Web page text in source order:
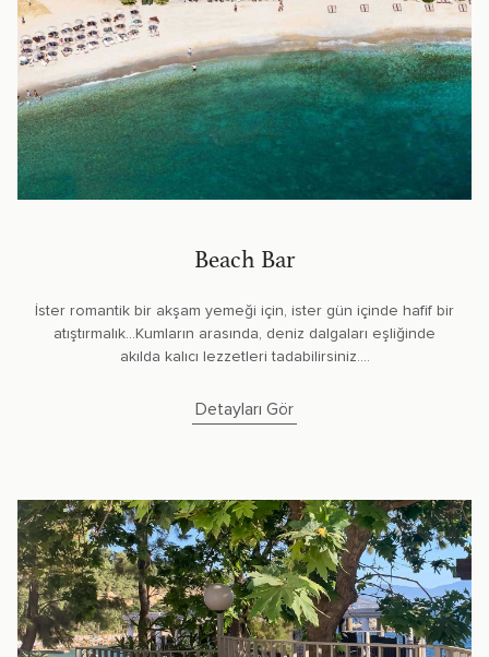
Beach Bar
İster romantik bir akşam yemeği için, ister gün içinde hafif bir
atıştırmalık...Kumların arasında, deniz dalgaları eşliğinde
akılda kalıcı lezzetleri tadabilirsiniz....
Detayları Gör